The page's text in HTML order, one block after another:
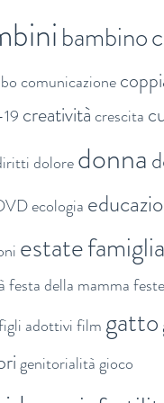
bambino
comunicazione
creatività crescita
doloredonna
ecologia
estatefamiglia
festa della mamma feste
adottivi film gatto
genitorialità gioco